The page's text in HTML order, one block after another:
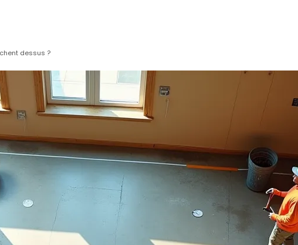
dessus ?